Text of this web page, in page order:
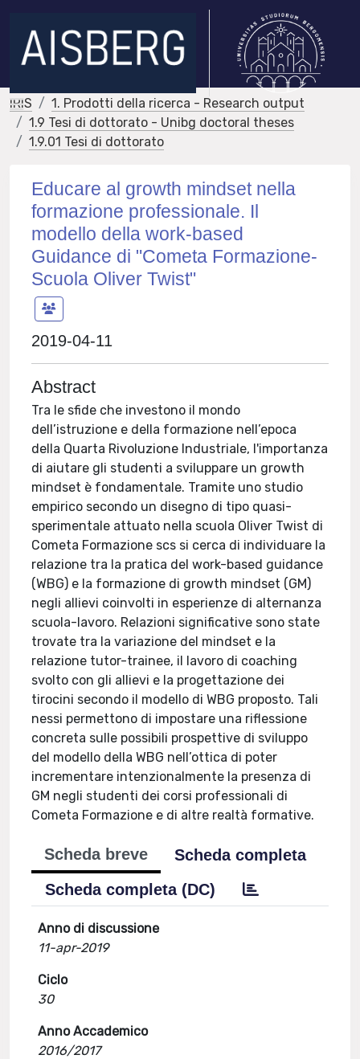
IRIS
1. Prodotti della ricerca - Research output
1.9 Tesi di dottorato - Unibg doctoral theses
1.9.01 Tesi di dottorato
Educare al growth mindset nella
formazione professionale. Il
modello della work-based
Guidance di "Cometa Formazione-
Scuola Oliver Twist"
2019-04-11
Abstract
Tra le sfide che investono il mondo
dell’istruzione e della formazione nell’epoca
della Quarta Rivoluzione Industriale, l'importanza
di aiutare gli studenti a sviluppare un growth
mindset è fondamentale. Tramite uno studio
empirico secondo un disegno di tipo quasi-
sperimentale attuato nella scuola Oliver Twist di
Cometa Formazione scs si cerca di individuare la
relazione tra la pratica del work-based guidance
(WBG) e la formazione di growth mindset (GM)
negli allievi coinvolti in esperienze di alternanza
scuola-lavoro. Relazioni significative sono state
trovate tra la variazione del mindset e la
relazione tutor-trainee, il lavoro di coaching
svolto con gli allievi e la progettazione dei
tirocini secondo il modello di WBG proposto. Tali
nessi permettono di impostare una riflessione
concreta sulle possibili prospettive di sviluppo
del modello della WBG nell’ottica di poter
incrementare intenzionalmente la presenza di
GM negli studenti dei corsi professionali di
Cometa Formazione e di altre realtà formative.
Scheda breve
Scheda completa
Scheda completa (DC)
Anno di discussione
11-apr-2019
Ciclo
30
Anno Accademico
2016/2017